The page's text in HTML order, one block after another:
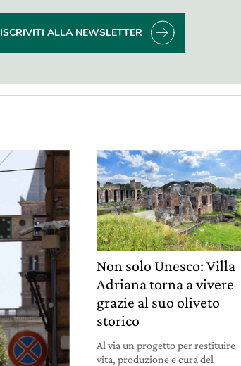
ISCRIVITI ALLA NEWSLETTER
Non solo Unesco: Villa
Adriana torna a vivere
grazie al suo oliveto
storico
Al via un progetto per restituire
vita, produzione e cura del